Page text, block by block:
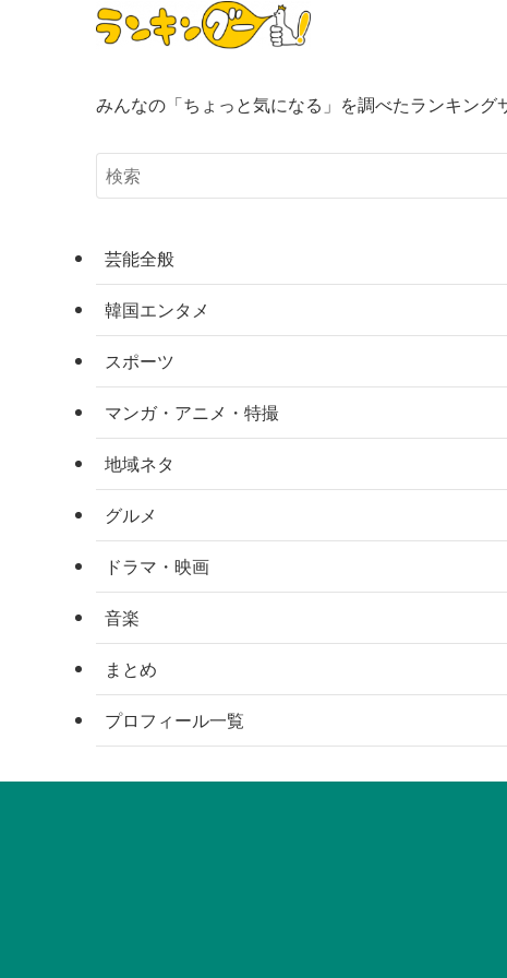
みんなの「ちょっと気になる」を調べたランキング
芸能全般
韓国エンタメ
スポーツ
マンガ・アニメ・特撮
地域ネタ
グルメ
ドラマ・映画
音楽
まとめ
プロフィール一覧